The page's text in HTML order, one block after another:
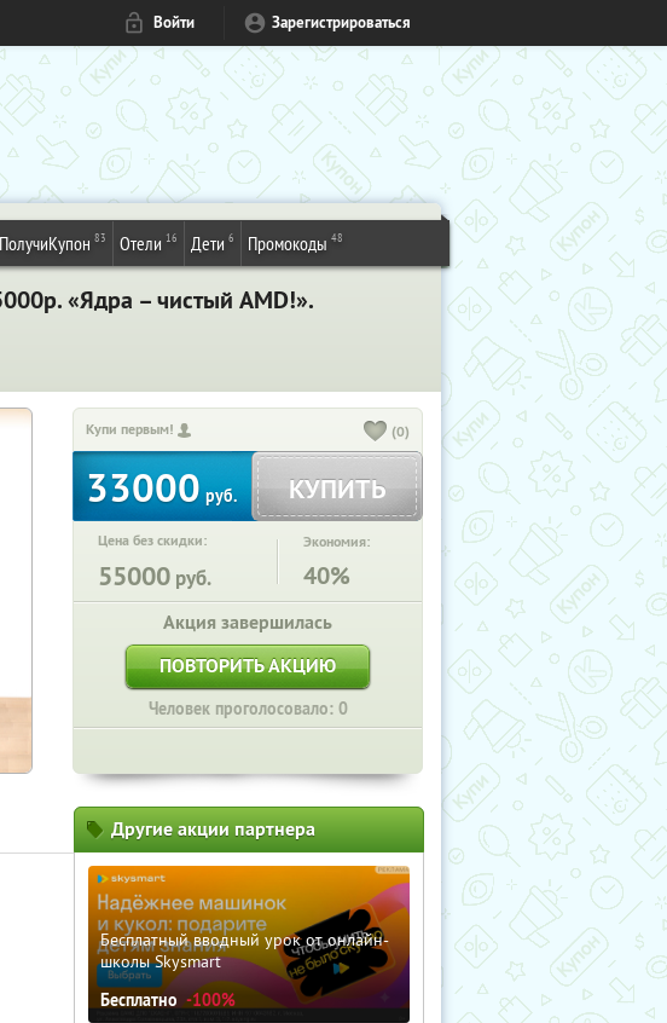
Войти Зарегистрироваться
ПолучиКупон 83 Отели 16 Дети 6 Промокоды 48
«Ядра – чистый AMD!».
Купи первым! (0)
33000 руб. КУПИТЬ
Цена без скидки:
55000 руб.
Экономия:
40%
Акция завершилась
ПОВТОРИТЬ АКЦИЮ
Человек проголосовало: 0
Другие акции партнера
Бесплатный вводный урок от онлайн-
школы Skysmart
Бесплатно -100%